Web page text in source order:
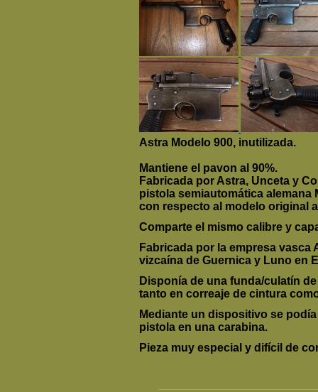
Astra Modelo 900, inutilizada.
Mantiene el pavon al 90%.
Fabricada por Astra, Unceta y
pistola semiautomática
con respecto al modelo original
Comparte el mismo calibre y
Fabricada por la empresa vasca
vizcaína de Guernica y Luno en
Disponía de una funda/culatín
tanto en correaje de cintura
Mediante un dispositivo se
pistola en una carabina.
Pieza muy especial y difícil de